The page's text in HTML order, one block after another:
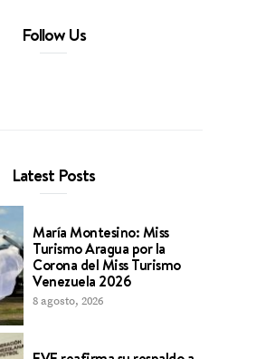
Follow Us
Latest Posts
María Montesino: Miss
Turismo Aragua por la
Corona del Miss Turismo
Venezuela 2026
8 agosto, 2026